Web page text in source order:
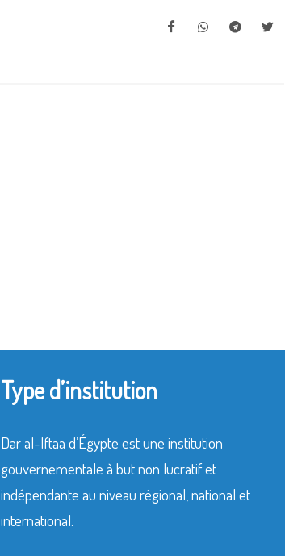
Type d’institution
Dar al-Iftaa d’Égypte est une institution
gouvernementale à but non lucratif et
indépendante au niveau régional, national et
international.